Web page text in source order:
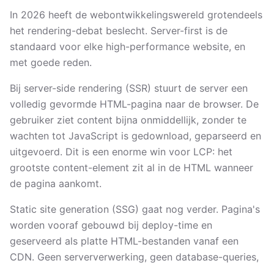
In 2026 heeft de webontwikkelingswereld grotendeels
het rendering-debat beslecht. Server-first is de
standaard voor elke high-performance website, en
met goede reden.
Bij server-side rendering (SSR) stuurt de server een
volledig gevormde HTML-pagina naar de browser. De
gebruiker ziet content bijna onmiddellijk, zonder te
wachten tot JavaScript is gedownload, geparseerd en
uitgevoerd. Dit is een enorme win voor LCP: het
grootste content-element zit al in de HTML wanneer
de pagina aankomt.
Static site generation (SSG) gaat nog verder. Pagina's
worden vooraf gebouwd bij deploy-time en
geserveerd als platte HTML-bestanden vanaf een
CDN. Geen serververwerking, geen database-queries,